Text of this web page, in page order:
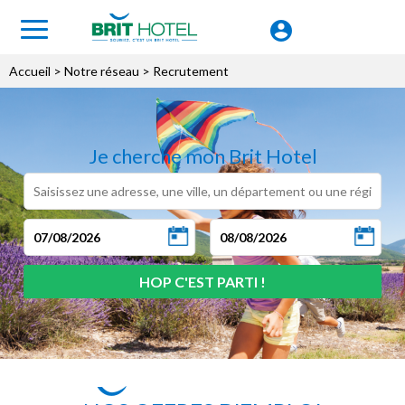
Accueil > Notre réseau > Recrutement
Je cherche mon Brit Hotel